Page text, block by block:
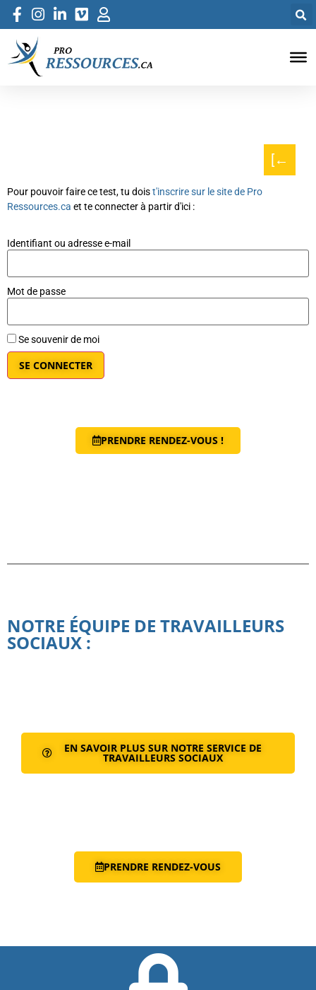
[←
Pour pouvoir faire ce test, tu doist'inscrire sur le site de Pro
Ressources.ca et te connecter à partir d'ici :
Identifiant ou adresse e-mail
Mot de passe
Se souvenir de moi
PRENDRE RENDEZ-VOUS !
NOTRE ÉQUIPE DE TRAVAILLEURS
SOCIAUX :
EN SAVOIR PLUS SUR NOTRE SERVICE DE
TRAVAILLEURS SOCIAUX
PRENDRE RENDEZ-VOUS